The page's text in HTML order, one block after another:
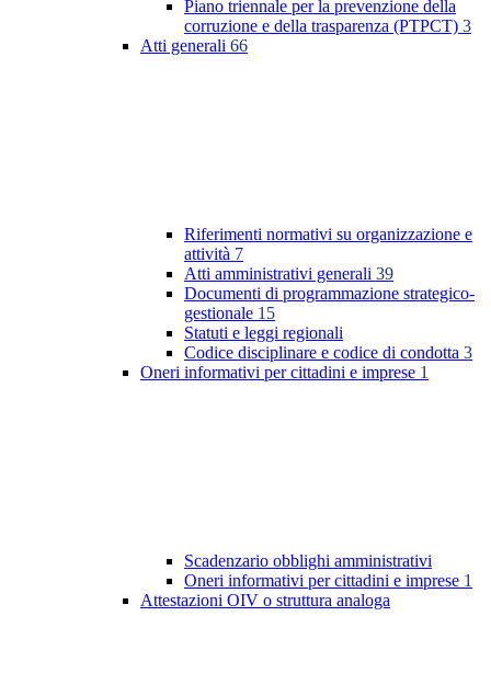
Piano triennale per la prevenzione della
corruzione e della trasparenza (PTPCT) 3
Atti generali 66
Riferimenti normativi su organizzazione e
attività 7
Atti amministrativi generali 39
Documenti di programmazione strategico-
gestionale 15
Statuti e leggi regionali
Codice disciplinare e codice di condotta 3
Oneri informativi per cittadini e imprese 1
Scadenzario obblighi amministrativi
Oneri informativi per cittadini e imprese 1
Attestazioni OIV o struttura analoga